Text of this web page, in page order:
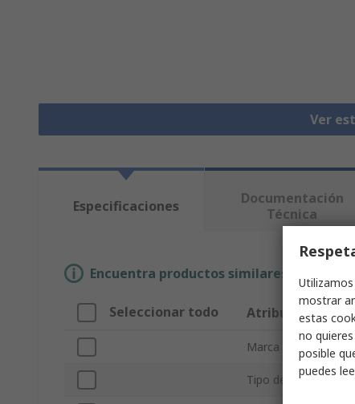
Ver
Especificaciones
Documentación
Técnica
Encuentra productos similares
Seleccionar todo Atributo
Marca
Tipo de producto
mostrar
estas
no
posible
puedes